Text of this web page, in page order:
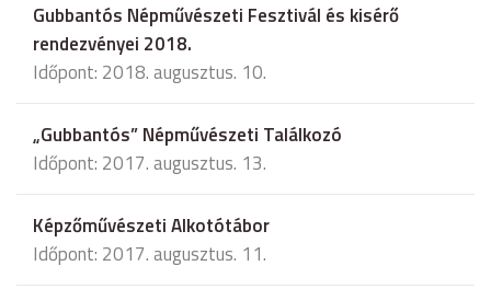
Gubbantós Népművészeti Fesztivál és kisérő
rendezvényei 2018.
Időpont: 2018. augusztus. 10.
„Gubbantós” Népművészeti Találkozó
Időpont: 2017. augusztus. 13.
Képzőművészeti Alkotótábor
Időpont: 2017. augusztus. 11.